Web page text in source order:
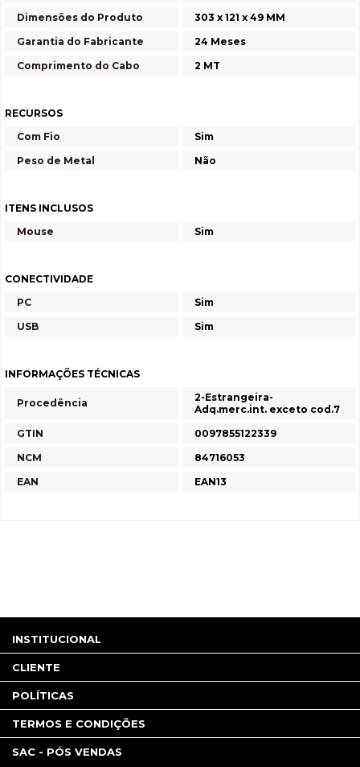
Dimensões do Produto
303 x 121 x 49 MM
Garantia do Fabricante
24 Meses
Comprimento do Cabo
2 MT
RECURSOS
Com Fio
Sim
Peso de Metal
Não
ITENS INCLUSOS
Mouse
Sim
CONECTIVIDADE
PC
Sim
USB
Sim
INFORMAÇÕES TÉCNICAS
Procedência
2-Estrangeira-
Adq.merc.int. exceto cod.7
GTIN
0097855122339
NCM
84716053
EAN
EAN13
INSTITUCIONAL
CLIENTE
POLÍTICAS
TERMOS E CONDIÇÕES
SAC - PÓS VENDAS